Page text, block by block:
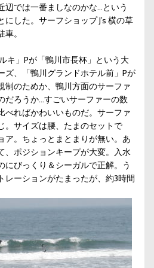
辺では一番ましなのかな…という
した。サーフショップ J’s 横の草
。
キ」Pが「鴨川市長杯」という大
ズ、「鴨川グランドホテル前」Pが
制のためか、鴨川方面のサーファ
だろうか…すごいサーファーの数
べればかわいいものだ。サーファ
。サイズは腰、たまのセットで
ア。ちょっとまとまりが無い。あ
、ポジションキープが大変。入水
にびっくり＆シーガルで正解。う
レーションがたまったが、約3時間